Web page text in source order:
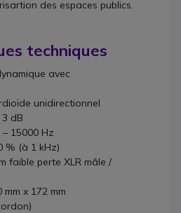
des espaces publics.
techniques
avec
unidirectionnel
dB
15000 Hz
% (à 1 kHz)
faible perte XLR mâle /
x 172 mm